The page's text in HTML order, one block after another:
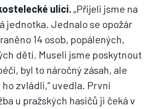
ulici. „Přijeli jsme na
jednotka. Jednalo se opožár
14 osob, popálených,
dětí. Museli jsme poskytnout
byl to náročný zásah, ale
zvládli,“ uvedla. První
u pražských hasičů ji čeká v